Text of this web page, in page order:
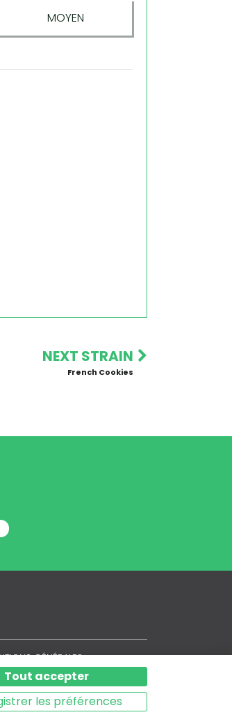
MOYEN
NEXT STRAIN
French Cookies
GÉNÉRALES
DE CONFIDENTIALITÉ
DE COOKIES
Tout accepter
les préférences